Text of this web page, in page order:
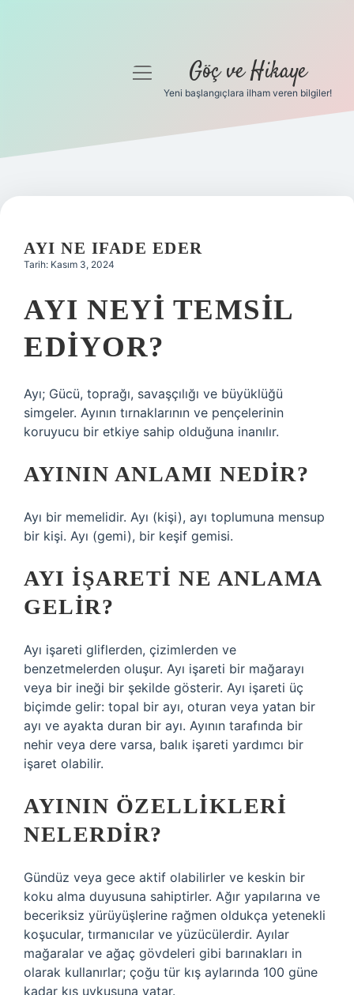
Gizlilik Politikası
Yasal Uyarı
menüyü
Göç ve Hikaye
Yeni başlangıçlara ilham veren bilgiler!
AYI NE IFADE EDER
Tarih: Kasım 3, 2024
AYI NEYI TEMSIL
EDIYOR?
Ayı; Gücü, toprağı, savaşçılığı ve büyüklüğü
simgeler. Ayının tırnaklarının ve pençelerinin
koruyucu bir etkiye sahip olduğuna inanılır.
AYININ ANLAMI NEDIR?
Ayı bir memelidir. Ayı (kişi), ayı toplumuna mensup
bir kişi. Ayı (gemi), bir keşif gemisi.
AYI IŞARETI NE ANLAMA
GELIR?
Ayı işareti gliflerden, çizimlerden ve
benzetmelerden oluşur. Ayı işareti bir mağarayı
veya bir ineği bir şekilde gösterir. Ayı işareti üç
biçimde gelir: topal bir ayı, oturan veya yatan bir
ayı ve ayakta duran bir ayı. Ayının tarafında bir
nehir veya dere varsa, balık işareti yardımcı bir
işaret olabilir.
AYININ ÖZELLIKLERI
NELERDIR?
Gündüz veya gece aktif olabilirler ve keskin bir
koku alma duyusuna sahiptirler. Ağır yapılarına ve
beceriksiz yürüyüşlerine rağmen oldukça yetenekli
koşucular, tırmanıcılar ve yüzücülerdir. Ayılar
mağaralar ve ağaç gövdeleri gibi barınakları in
olarak kullanırlar; çoğu tür kış aylarında 100 güne
kadar kış uykusuna yatar.